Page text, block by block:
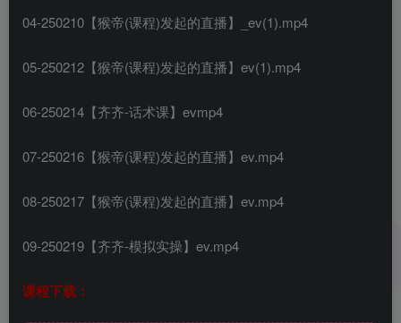
04-250210【猴帝(课程)发起的直播】_ev(1).mp4
05-250212【猴帝(课程)发起的直播】ev(1).mp4
06-250214【齐齐-话术课】evmp4
07-250216【猴帝(课程)发起的直播】ev.mp4
08-250217【猴帝(课程)发起的直播】ev.mp4
09-250219【齐齐-模拟实操】ev.mp4
课程下载：